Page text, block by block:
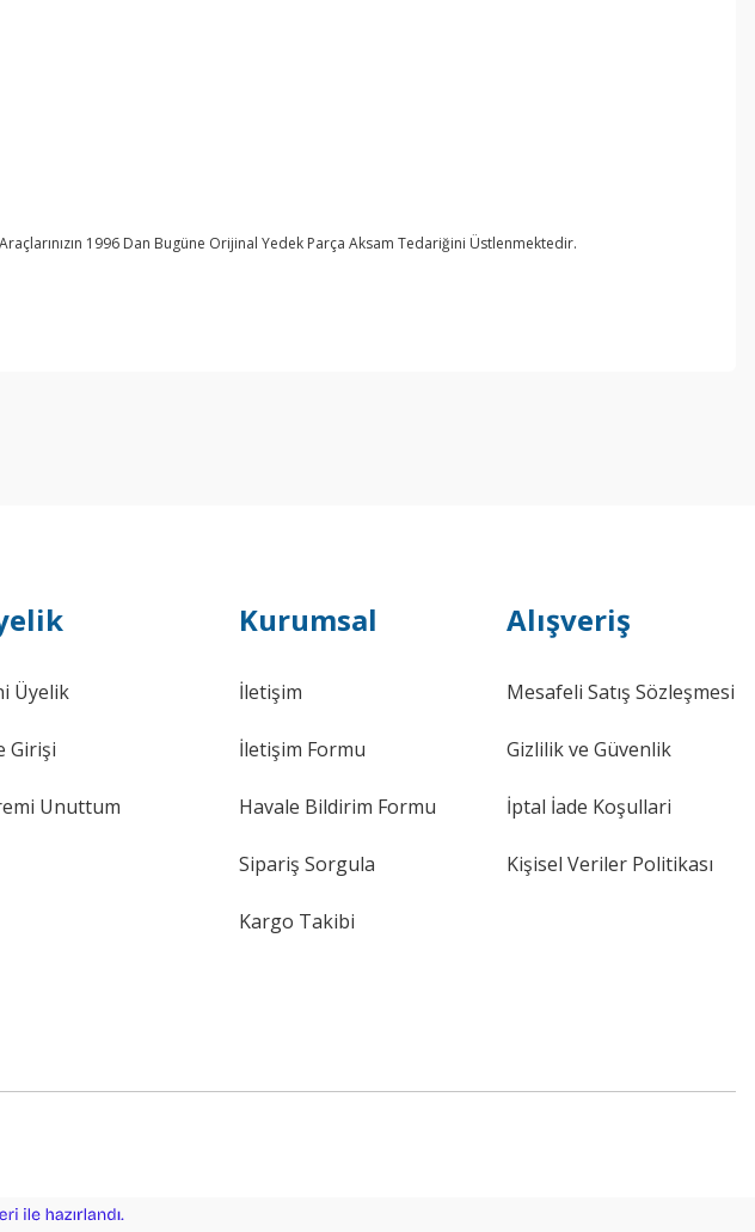
1996 Dan Bugüne Orijinal Yedek Parça Aksam Tedariğini Üstlenmektedir.
Üyelik
Girişi
Unuttum
Kurumsal
İletişim
İletişim Formu
Havale Bildirim Formu
Sipariş Sorgula
Kargo Takibi
Alışveriş
Mesafeli Satış Sözleşmesi
Gizlilik ve Güvenlik
İptal İade Koşullari
Kişisel Veriler Politikası
e-